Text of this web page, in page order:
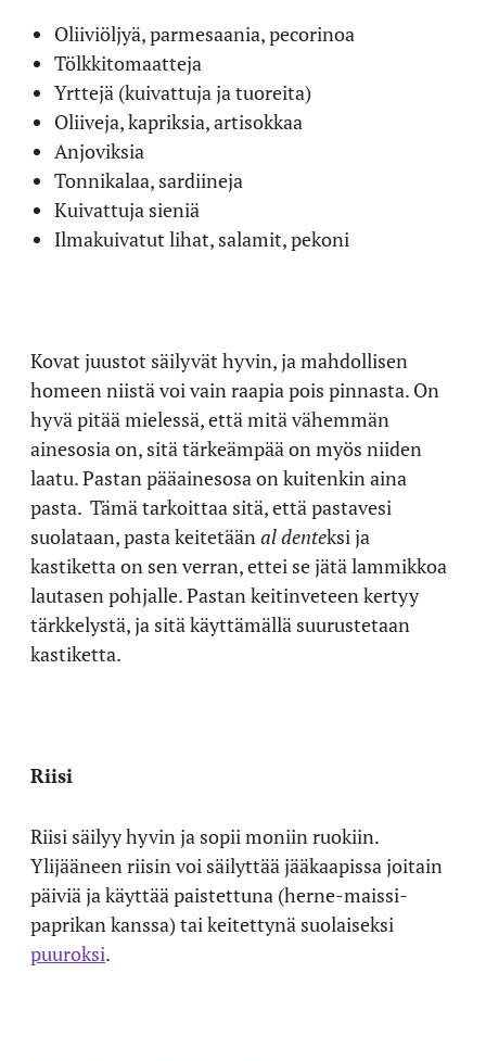
Oliiviöljyä, parmesaania, pecorinoa
Tölkkitomaatteja
Yrttejä (kuivattuja ja tuoreita)
Oliiveja, kapriksia, artisokkaa
Anjoviksia
Tonnikalaa, sardiineja
Kuivattuja sieniä
Ilmakuivatut lihat, salamit, pekoni
Kovat juustot säilyvät hyvin, ja mahdollisen
homeen niistä voi vain raapia pois pinnasta. On
hyvä pitää mielessä, että mitä vähemmän
ainesosia on, sitä tärkeämpää on myös niiden
laatu. Pastan pääainesosa on kuitenkin aina
pasta. Tämä tarkoittaa sitä, että pastavesi
suolataan, pasta keitetäänal denteksi ja
kastiketta on sen verran, ettei se jätä lammikkoa
lautasen pohjalle. Pastan keitinveteen kertyy
tärkkelystä, ja sitä käyttämällä suurustetaan
kastiketta.
Riisi
Riisi säilyy hyvin ja sopii moniin ruokiin.
Ylijääneen riisin voi säilyttää jääkaapissa joitain
päiviä ja käyttää paistettuna (herne-maissi-
paprikan kanssa) tai keitettynä suolaiseksi
puuroksi.